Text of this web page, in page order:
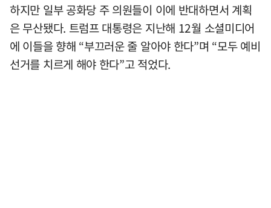
하지만 일부 공화당 주 의원들이 이에 반대하면서 계획
은 무산됐다. 트럼프 대통령은 지난해 12월 소셜미디어
에 이들을 향해 “부끄러운 줄 알아야 한다”며 “모두 예비
선거를 치르게 해야 한다”고 적었다.